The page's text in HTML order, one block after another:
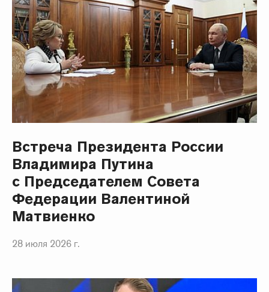
Встреча Президента России
Владимира Путина
с Председателем Совета
Федерации Валентиной
Матвиенко
28 июля 2026 г.